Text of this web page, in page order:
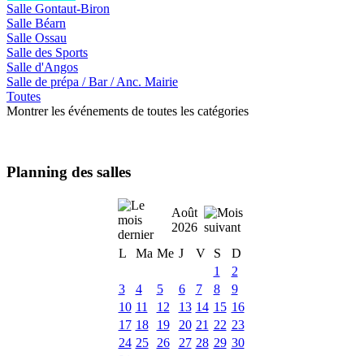
Salle Gontaut-Biron
Salle Béarn
Salle Ossau
Salle des Sports
Salle d'Angos
Salle de prépa / Bar / Anc. Mairie
Toutes
Montrer les événements de toutes les catégories
Planning des salles
Août
2026
L
Ma Me J V S
D
1
2
3
4 5 6 7 8
9
10 11 12 13 14 15 16
17 18 19 20 21 22 23
24 25 26 27 28 29 30